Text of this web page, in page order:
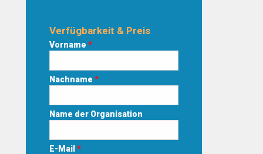
Verfügbarkeit & Preis
Vorname *
Nachname *
Name der Organisation
E-Mail *